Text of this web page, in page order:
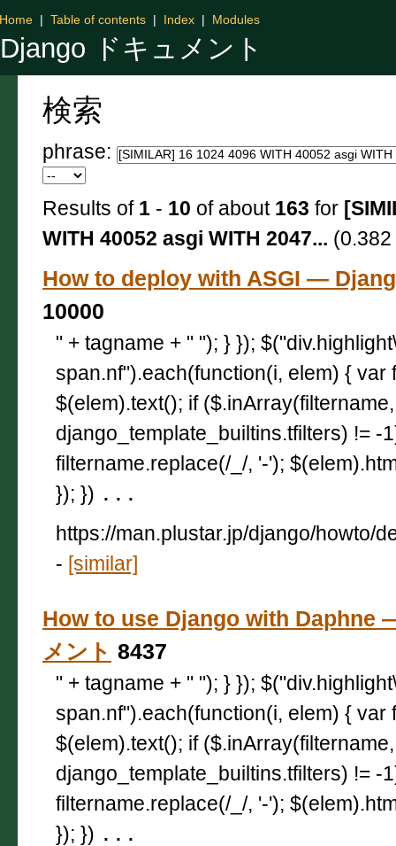
Django ドキュメント
Home | Table of contents | Index | Modules
検索
phrase:
Results of 1 - 10 of about 163 for
WITH 40052 asgi WITH 2047...
How to deploy with ASGI —
10000
" + tagname + " "); } });
span.nf").each(function(i, elem) { var
$(elem).text(); if ($.inArray(filtername,
django_template_builtins.tfilters) != -
filtername.replace(/_/, '-');
}); }) ...
https://man.plustar.jp/django/howto/
- [similar]
How to use Django with Daphne
メント 8437
" + tagname + " "); } });
span.nf").each(function(i, elem) { var
$(elem).text(); if ($.inArray(filtername,
django_template_builtins.tfilters) != -
filtername.replace(/_/, '-');
}); }) ...